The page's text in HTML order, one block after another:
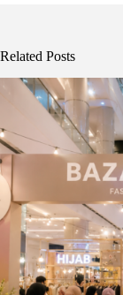
Related Posts